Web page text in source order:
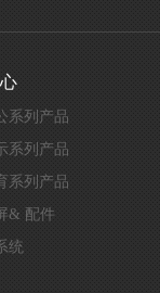
系列产品
系列产品
系列产品
& 配件
统